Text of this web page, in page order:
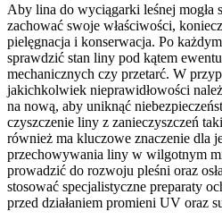
Aby lina do wyciągarki leśnej mogła
zachować swoje właściwości,
pielęgnacja i konserwacja. Po
sprawdzić stan liny pod kątem
mechanicznych czy przetarć. W
jakichkolwiek nieprawidłowości
na nową, aby uniknąć
czyszczenie liny z zanieczyszczeń
również ma kluczowe znaczenie dla
przechowywania liny w wilgotnym
prowadzić do rozwoju pleśni oraz
stosować specjalistyczne preparaty
przed działaniem promieni UV oraz